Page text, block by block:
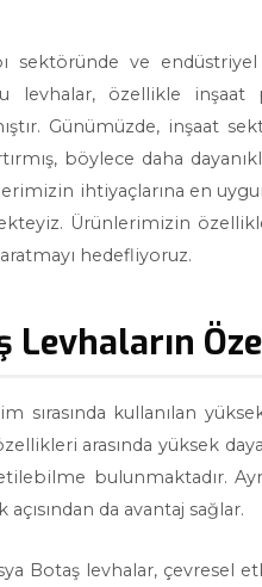
sektöründe ve
levhalar, özellikle
Günümüzde, inşaat
böylece daha
ihtiyaçlarına en
Ürünlerimizin
hedefliyoruz.
Levhaların
sırasında kullanılan
arasında yüksek
bulunmaktadır.
da avantaj sağlar.
Botaş levhalar, çevresel